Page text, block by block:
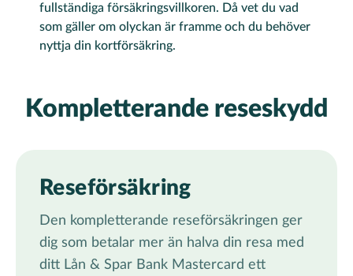
fullständiga försäkringsvillkoren. Då vet du vad
som gäller om olyckan är framme och du behöver
nyttja din kortförsäkring.
Kompletterande reseskydd
Reseförsäkring
Den kompletterande reseförsäkringen ger
dig som betalar mer än halva din resa med
ditt Lån & Spar Bank Mastercard ett